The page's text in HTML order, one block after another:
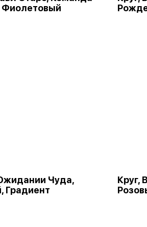
Фиолетовый
Чуда,
Градиент
Круг,